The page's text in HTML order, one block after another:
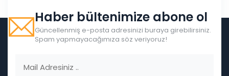
Haber bültenimize abone ol
Güncellenmiş e-posta adresinizi buraya girebilirsiniz.
Spam yapmayacağımıza söz veriyoruz!